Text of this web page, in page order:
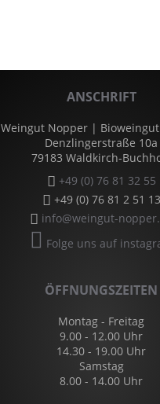
ANSCHRIFT
Weingut Nopper |
Denzlingerstraße 10a
79183 Waldkirch-
+49 (0) 76 81 32 55
+49 (0) 76 81 2 51 13
info@weingut-
Folge uns auf
ÖFFNUNGSZEITEN
Montag - Freitag
9.00 - 12.00 Uhr
14.30 - 19.00 Uhr
Samstag
8.00 - 14.00 Uhr